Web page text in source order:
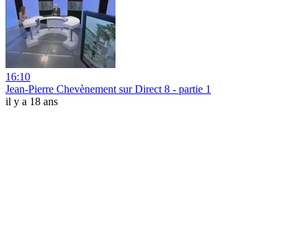
16:10
Jean-Pierre Chevènement sur Direct 8 - partie 1
il y a 18 ans